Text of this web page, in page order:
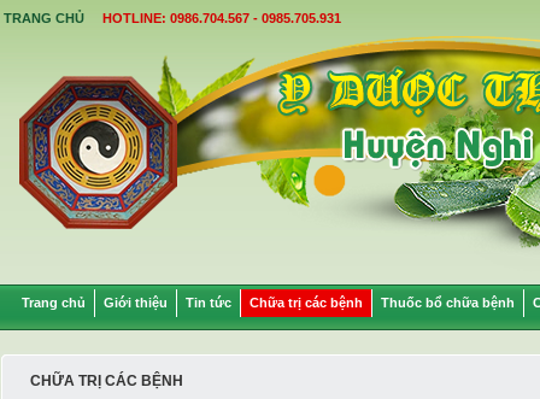
TRANG CHỦ HOTLINE: 0986.704.567 - 0985.705.931
Trang chủ Giới thiệu Tin tức Chữa trị các bệnh Thuốc bổ chữa bệnh
CHỮA TRỊ CÁC BỆNH